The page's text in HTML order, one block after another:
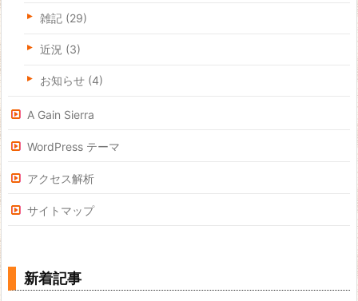
雑記 (29)
近況 (3)
お知らせ (4)
A Gain Sierra
WordPress テーマ
アクセス解析
サイトマップ
新着記事